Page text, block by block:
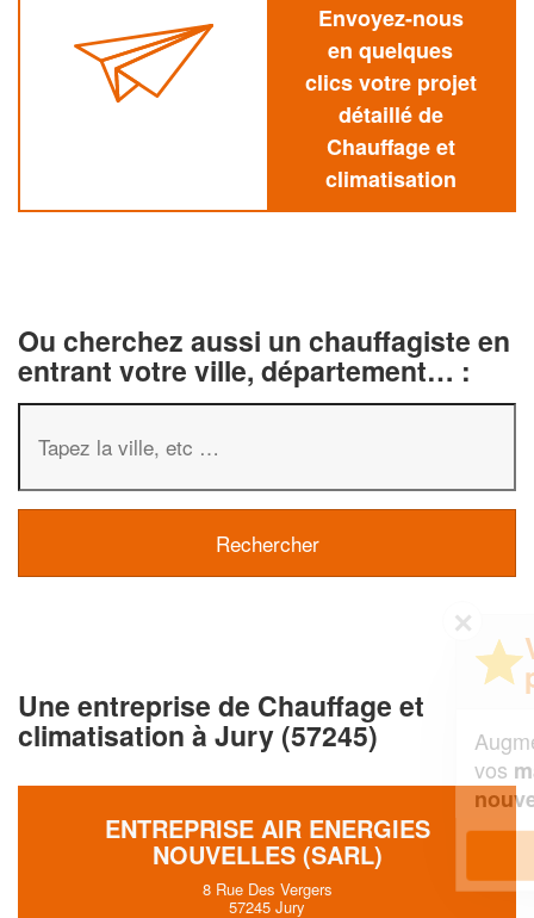
Envoyez-nous
en quelques
clics votre projet
détaillé de
Chauffage et
climatisation
Ou cherchez aussi un chauffagiste en
entrant votre ville, département… :
Une entreprise de Chauffage et
climatisation à Jury (57245)
ENTREPRISE AIR ENERGIES
NOUVELLES (SARL)
8 Rue Des Vergers
57245 Jury
Augmentez votrechiffre d'affaireset
En savoir plus